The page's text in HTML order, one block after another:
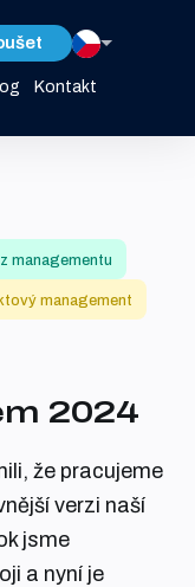
Kontakt
2024
že pracujeme
verzi naší
jsme
a nyní je
managementu
management